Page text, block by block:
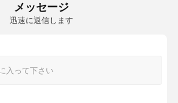
メッセージ
迅速に返信します